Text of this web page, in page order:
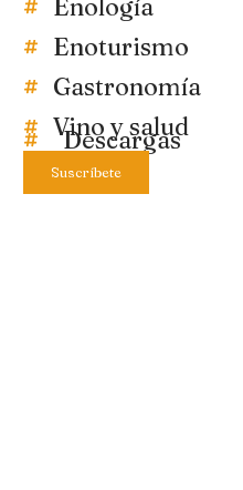
Enología
Enoturismo
Gastronomía
Vino y salud
Descargas
Suscríbete